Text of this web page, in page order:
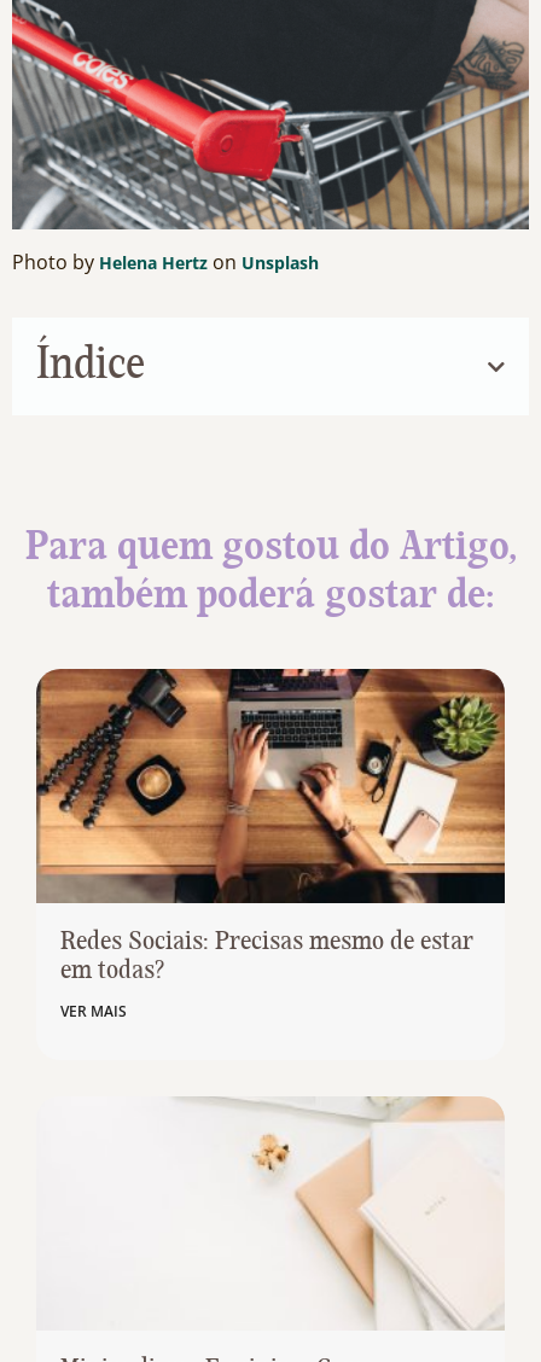
Photo by Helena Hertz on Unsplash
Índice
Para quem gostou do Artigo,
também poderá gostar de:
Redes Sociais: Precisas mesmo de estar
em todas?
VER MAIS